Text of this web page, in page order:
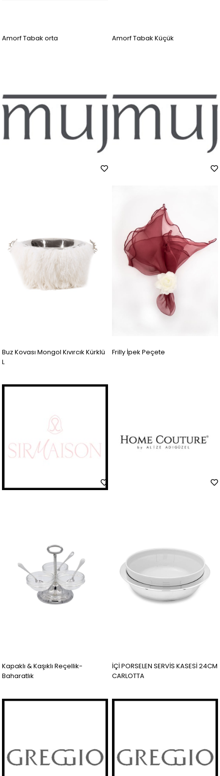
Amorf Tabak orta Amorf Tabak Küçük
Buz Kovası Mongol Kıvırcık Kürklü
L
Frilly İpek Peçete
Kapaklı & Kaşıklı Reçellik-
Baharatlık
İÇİ PORSELEN SERVİS KASESİ 24CM
CARLOTTA